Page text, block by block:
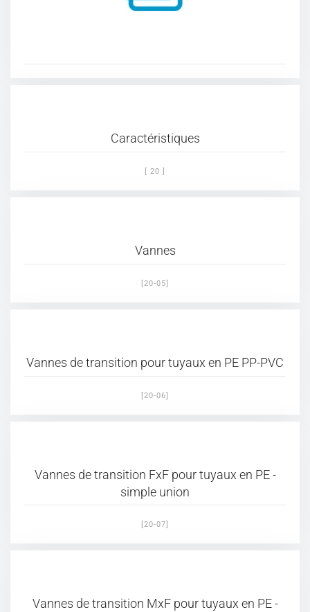
Caractéristiques
[ 20 ]
Vannes
[20-05]
Vannes de transition pour tuyaux en PE PP-PVC
[20-06]
Vannes de transition FxF pour tuyaux en PE -
simple union
[20-07]
Vannes de transition MxF pour tuyaux en PE -